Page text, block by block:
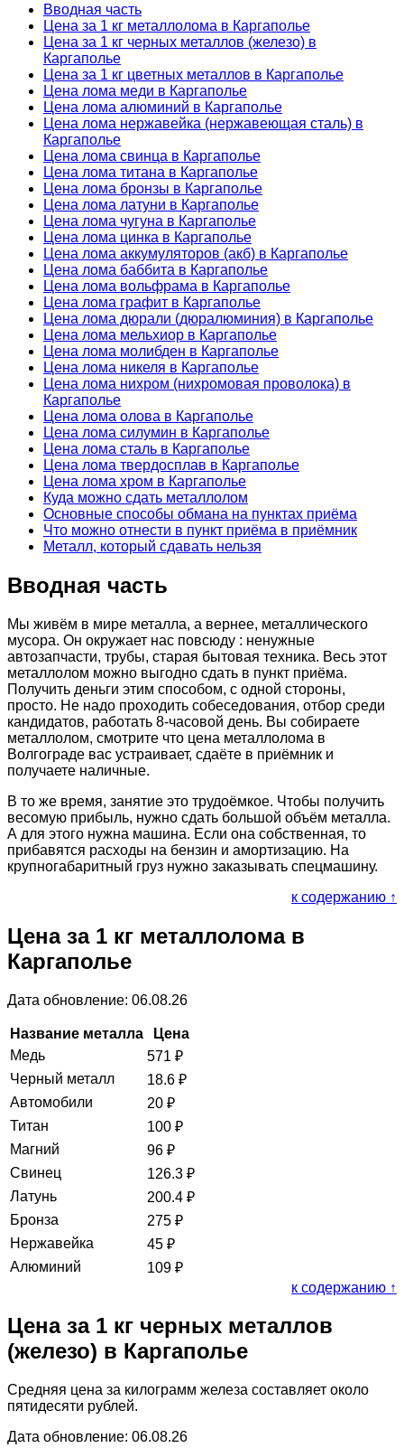
Вводная часть
Цена за 1 кг металлолома в Каргаполье
Цена за 1 кг черных металлов (железо) в
Каргаполье
Цена за 1 кг цветных металлов в Каргаполье
Цена лома меди в Каргаполье
Цена лома алюминий в Каргаполье
Цена лома нержавейка (нержавеющая сталь) в
Каргаполье
Цена лома свинца в Каргаполье
Цена лома титана в Каргаполье
Цена лома бронзы в Каргаполье
Цена лома латуни в Каргаполье
Цена лома чугуна в Каргаполье
Цена лома цинка в Каргаполье
Цена лома аккумуляторов (акб) в Каргаполье
Цена лома баббита в Каргаполье
Цена лома вольфрама в Каргаполье
Цена лома графит в Каргаполье
Цена лома дюрали (дюралюминия) в Каргаполье
Цена лома мельхиор в Каргаполье
Цена лома молибден в Каргаполье
Цена лома никеля в Каргаполье
Цена лома нихром (нихромовая проволока) в
Каргаполье
Цена лома олова в Каргаполье
Цена лома силумин в Каргаполье
Цена лома сталь в Каргаполье
Цена лома твердосплав в Каргаполье
Цена лома хром в Каргаполье
Куда можно сдать металлолом
Основные способы обмана на пунктах приёма
Что можно отнести в пункт приёма в приёмник
Металл, который сдавать нельзя
Вводная часть
Мы живём в мире металла, а вернее, металлического
мусора. Он окружает нас повсюду : ненужные
автозапчасти, трубы, старая бытовая техника. Весь этот
металлолом можно выгодно сдать в пункт приёма.
Получить деньги этим способом, с одной стороны,
просто. Не надо проходить собеседования, отбор среди
кандидатов, работать 8-часовой день. Вы собираете
металлолом, смотрите что цена металлолома в
Волгограде вас устраивает, сдаёте в приёмник и
получаете наличные.
В то же время, занятие это трудоёмкое. Чтобы получить
весомую прибыль, нужно сдать большой объём металла.
А для этого нужна машина. Если она собственная, то
прибавятся расходы на бензин и амортизацию. На
крупногабаритный груз нужно заказывать спецмашину.
к содержанию ↑
Цена за 1 кг металлолома в
Каргаполье
Дата обновление: 06.08.26
Название металла
Цена
Медь
571 ₽
Черный металл
18.6 ₽
Автомобили
20 ₽
Титан
100 ₽
Магний
96 ₽
Свинец
126.3 ₽
Латунь
200.4 ₽
Бронза
275 ₽
Нержавейка
45 ₽
Алюминий
109 ₽
к содержанию ↑
Цена за 1 кг черных металлов
(железо) в Каргаполье
Средняя цена за килограмм железа составляет около
пятидесяти рублей.
Дата обновление: 06.08.26